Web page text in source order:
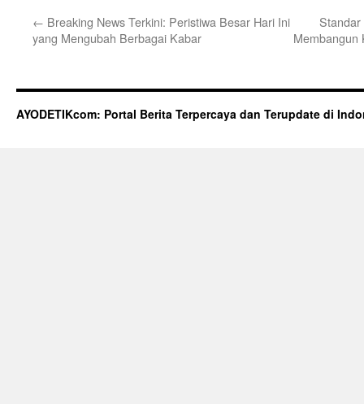
← Breaking News Terkini: Peristiwa Besar Hari Ini
yang Mengubah Berbagai Kabar
Membangun
AYODETIKcom: Portal Berita Terpercaya dan Terupdate di